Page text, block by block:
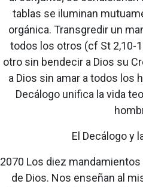
tablas se iluminan
orgánica. Transgredir un
todos los otros (cf St 2,10-
otro sin bendecir a Dios su
a Dios sin amar a todos los
Decálogo unifica la vida
El Decálogo y
2070 Los diez
de Dios. Nos enseñan al